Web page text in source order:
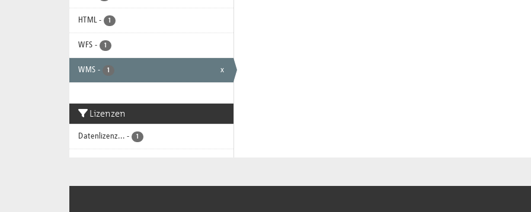
HTML - 1
WFS - 1
WMS - 1 x
Lizenzen
Datenlizenz... - 1